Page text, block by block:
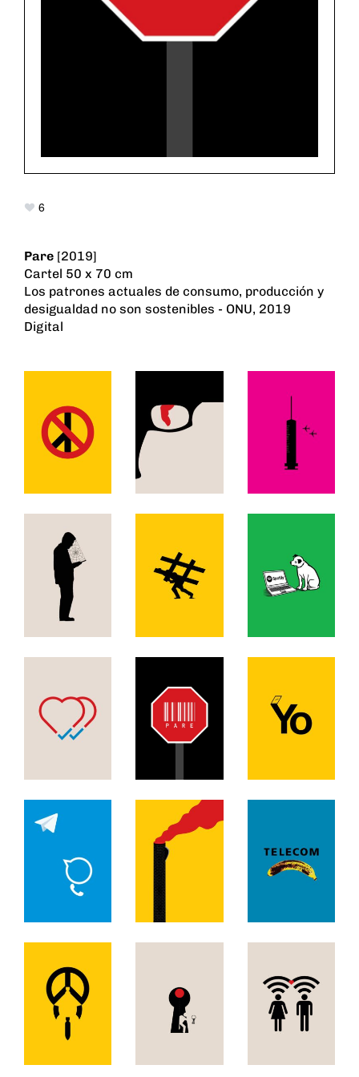
6
Pare [2019]
Cartel 50 x 70 cm
Los patrones actuales de consumo, producción y
desigualdad no son sostenibles - ONU, 2019
Digital